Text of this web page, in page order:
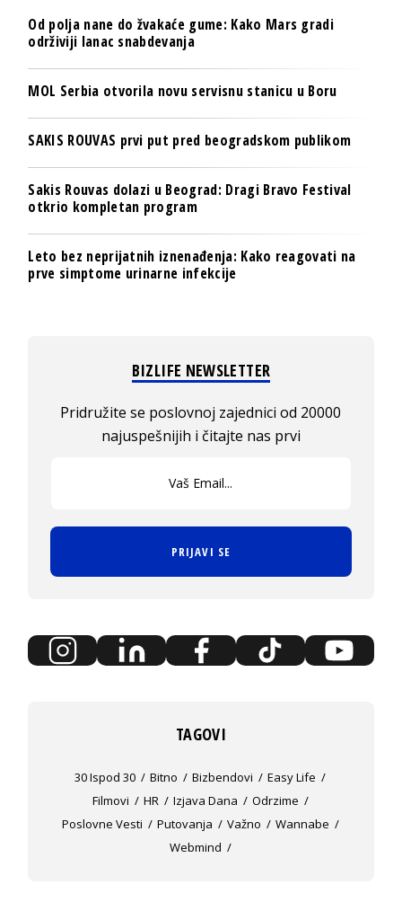
Od polja nane do žvakaće gume: Kako Mars gradi
održiviji lanac snabdevanja
MOL Serbia otvorila novu servisnu stanicu u Boru
SAKIS ROUVAS prvi put pred beogradskom publikom
Sakis Rouvas dolazi u Beograd: Dragi Bravo Festival
otkrio kompletan program
Leto bez neprijatnih iznenađenja: Kako reagovati na
prve simptome urinarne infekcije
BIZLIFE NEWSLETTER
Pridružite se poslovnoj zajednici od 20000
najuspešnijih i čitajte nas prvi
PRIJAVI SE
TAGOVI
30 Ispod 30 Bitno Bizbendovi
Easy Life
Filmovi
HR Izjava Dana
Odrzime
Poslovne Vesti
Putovanja Važno
Wannabe
Webmind